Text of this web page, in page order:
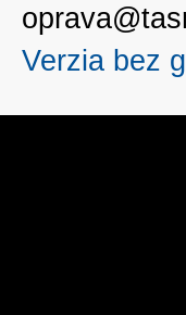
Verzia bez